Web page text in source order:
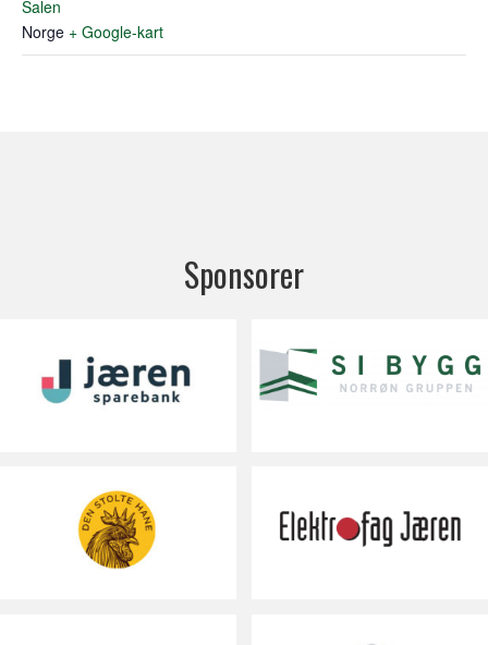
Salen
Norge + Google-kart
Sponsorer